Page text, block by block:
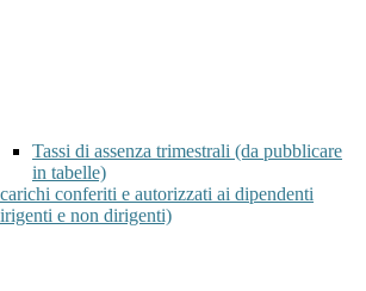
Tassi di assenza trimestrali (da pubblicare
in tabelle)
conferiti e autorizzati ai dipendenti
e non dirigenti)